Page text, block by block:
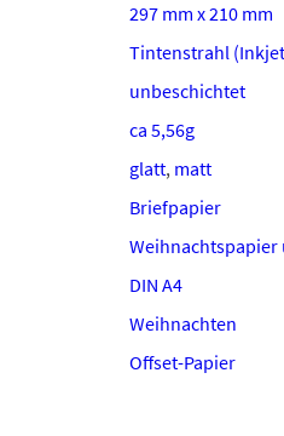
297 mm x 210 mm
Tintenstrahl
unbeschichtet
ca 5,56g
glatt, matt
Briefpapier
DIN A4
Weihnachten
Offset-Papier